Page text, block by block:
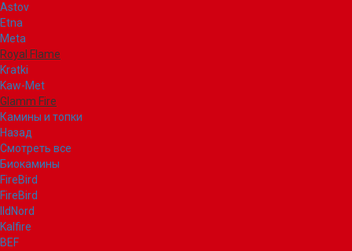
Astov
Etna
Meta
Royal Flame
Kratki
Kaw-Met
Glamm Fire
Камины и топки
Назад
Смотреть все
Биокамины
FireBird
FireBird
IldNord
Kalfire
BEF